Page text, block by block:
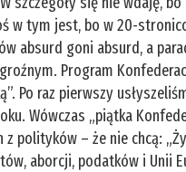
w tym jest, bo w 20-
absurd goni absurd, a
Program
Po raz pierwszy
Wówczas „piątka
z polityków – że nie chcą:
aborcji, podatków i Unii